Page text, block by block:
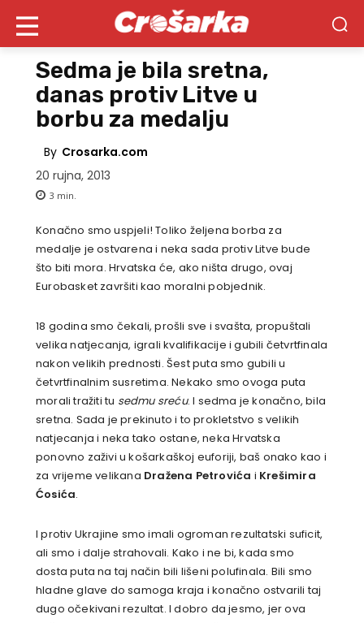
Sedma je bila sretna,
danas protiv Litve u
borbu za medalju
By Crosarka.com
20 rujna, 2013
3 min.
Konačno smo uspjeli! Toliko željena borba za
medalje je ostvarena i neka sada protiv Litve bude
što biti mora. Hrvatska će, ako ništa drugo, ovaj
Eurobasket završiti kao moralni pobjednik.
18 godina smo čekali, prošli sve i svašta, propuštali
velika natjecanja, igrali kvalifikacije i gubili četvrtfinala
nakon velikih prednosti. Šest puta smo gubili u
četvrtfinalnim susretima. Nekako smo ovoga puta
morali tražiti tu sedmu sreću. I sedma je konačno, bila
sretna. Sada je prekinuto i to prokletstvo s velikih
natjecanja i neka tako ostane, neka Hrvatska
ponovno zaživi u košarkaškoj euforiji, baš onako kao i
za vrijeme velikana Dražena Petrovića i Krešimira
Ćosića.
I protiv Ukrajine smo imali ogroman rezultatski suficit,
ali smo i dalje strahovali. Kako i ne bi, kada smo
dosta puta na taj način bili lišeni polufinala. Bili smo
hladne glave do samoga kraja i konačno ostvarili taj
dugo očekivani rezultat. I dobro da jesmo, jer ova